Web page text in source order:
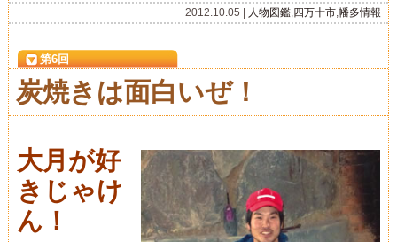
2012.10.05 | 人物図鑑,四万十市,幡多情報
第6回
炭焼きは面白いぜ！
大月が好
きじゃけ
ん！